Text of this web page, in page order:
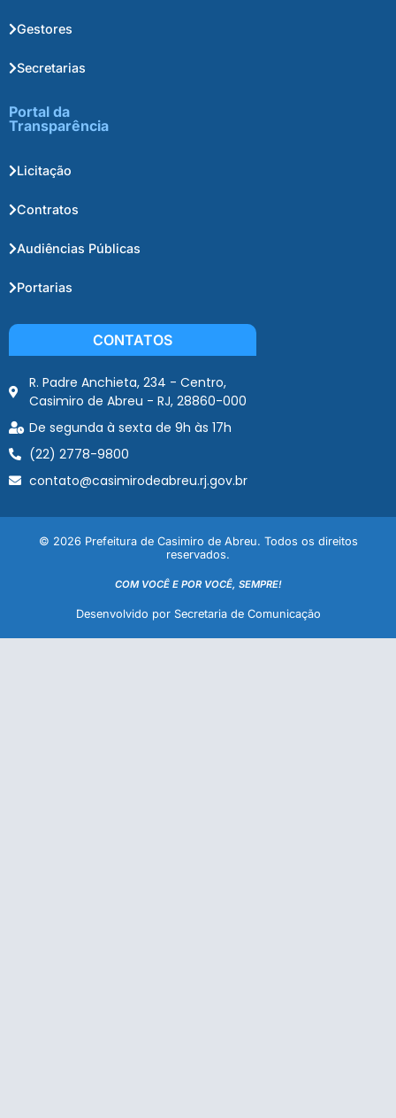
Gestores
Secretarias
Portal da
Transparência
Licitação
Contratos
Audiências Públicas
Portarias
CONTATOS
R. Padre Anchieta, 234 - Centro,
Casimiro de Abreu - RJ, 28860-000
De segunda à sexta de 9h às 17h
(22) 2778-9800
contato@casimirodeabreu.rj.gov.br
© 2026 Prefeitura de Casimiro de Abreu. Todos os direitos
reservados.
COM VOCÊ E POR VOCÊ, SEMPRE!
Desenvolvido por Secretaria de Comunicação